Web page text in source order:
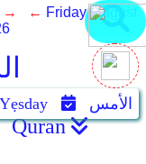
→ ← Friday, August
Yẹsday الأمس
Quran